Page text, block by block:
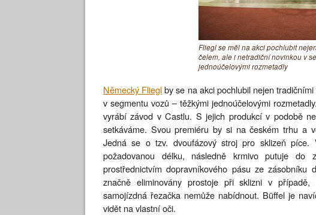
Fliegl se měl na akci pochlubit
čelem, ale i netradiční novinkou v
jednoúčelovými rozmetadly
Německý Flieglby se na akci pochlubil nejen
v segmentu vozů – těžkými jednoúčelovými
vyrábí závod v Castlu. S jejich produkcí v podobě
setkáváme. Svou premiéru by si na českém trhu a
Jedná se o tzv. dvoufázový stroj pro sklizeň
požadovanou délku, následně krmivo putuje
prostřednictvím dopravníkového pásu ze zásobníku
značně eliminovány prostoje při sklizni v
samojízdná řezačka nemůže nabídnout. Büffel je
vidět na vlastní oči.